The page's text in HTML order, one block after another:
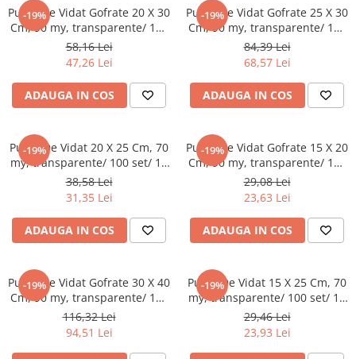
Detergenti Universali
Produse pentru Piscina
Detergenti Ultra-Concentrati
Ambalaje si Consumabile
Articole Biodegradabile
Paie
Pungi
Farfurii
Caserole + Capace
Platouri
Articole din Carton
-19%
Pungi De Vidat Gofrate 20 X 30
Cm, 90 my, transparente/ 100
set/ 10 bax
58,16 Lei
47,26 Lei
ADAUGA IN COS
-19%
Pungi De Vidat Gofrate 25 X 30
Cm, 90 my, transparente/ 100
set/ 10 bax
84,39 Lei
68,57 Lei
ADAUGA IN COS
-19%
Pungi De Vidat 20 X 25 Cm, 70
my, transparente/ 100 set/ 10
bax
38,58 Lei
31,35 Lei
ADAUGA IN COS
-19%
Pungi De Vidat Gofrate 15 X 20
Cm, 90 my, transparente/ 100
set/ 10 bax
29,08 Lei
23,63 Lei
ADAUGA IN COS
-19%
Pungi De Vidat Gofrate 30 X 40
Cm, 90 my, transparente/ 100
set/ 10 bax
116,32 Lei
94,51 Lei
-19%
Pungi De Vidat 15 X 25 Cm, 70
my, transparente/ 100 set/ 10
bax
29,46 Lei
23,93 Lei